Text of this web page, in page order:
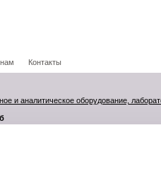
Контакты
и аналитическое оборудование,